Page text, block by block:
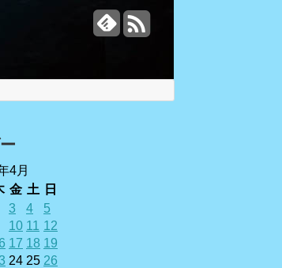
4月
金 土 日
3 4
5
10 11 12
17 18 19
24 25 26